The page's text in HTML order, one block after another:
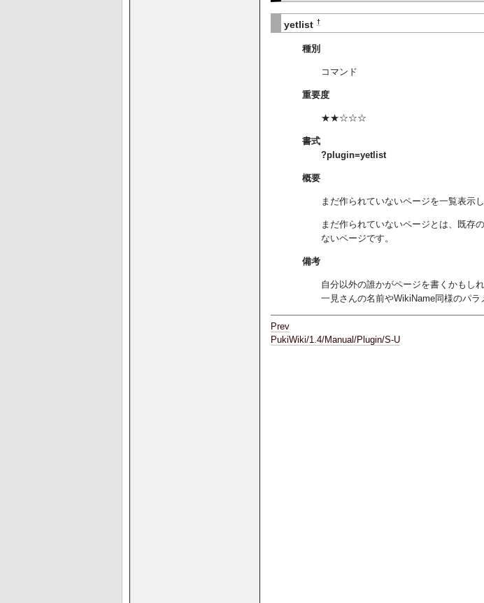
yetlist †
種別
コマンド
重要度
★★☆☆☆
書式
?plugin=yetlist
概要
まだ作られていないページを一覧表示し
まだ作られていないページとは、既存
ないページです。
備考
自分以外の誰かがページを書くかもし
一見さんの名前やWikiName同様のパ
Prev
PukiWiki/1.4/Manual/Plugin/S-U